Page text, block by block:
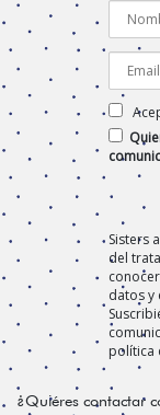
Sisters
del
datos y
política
¿Quiéres contactar